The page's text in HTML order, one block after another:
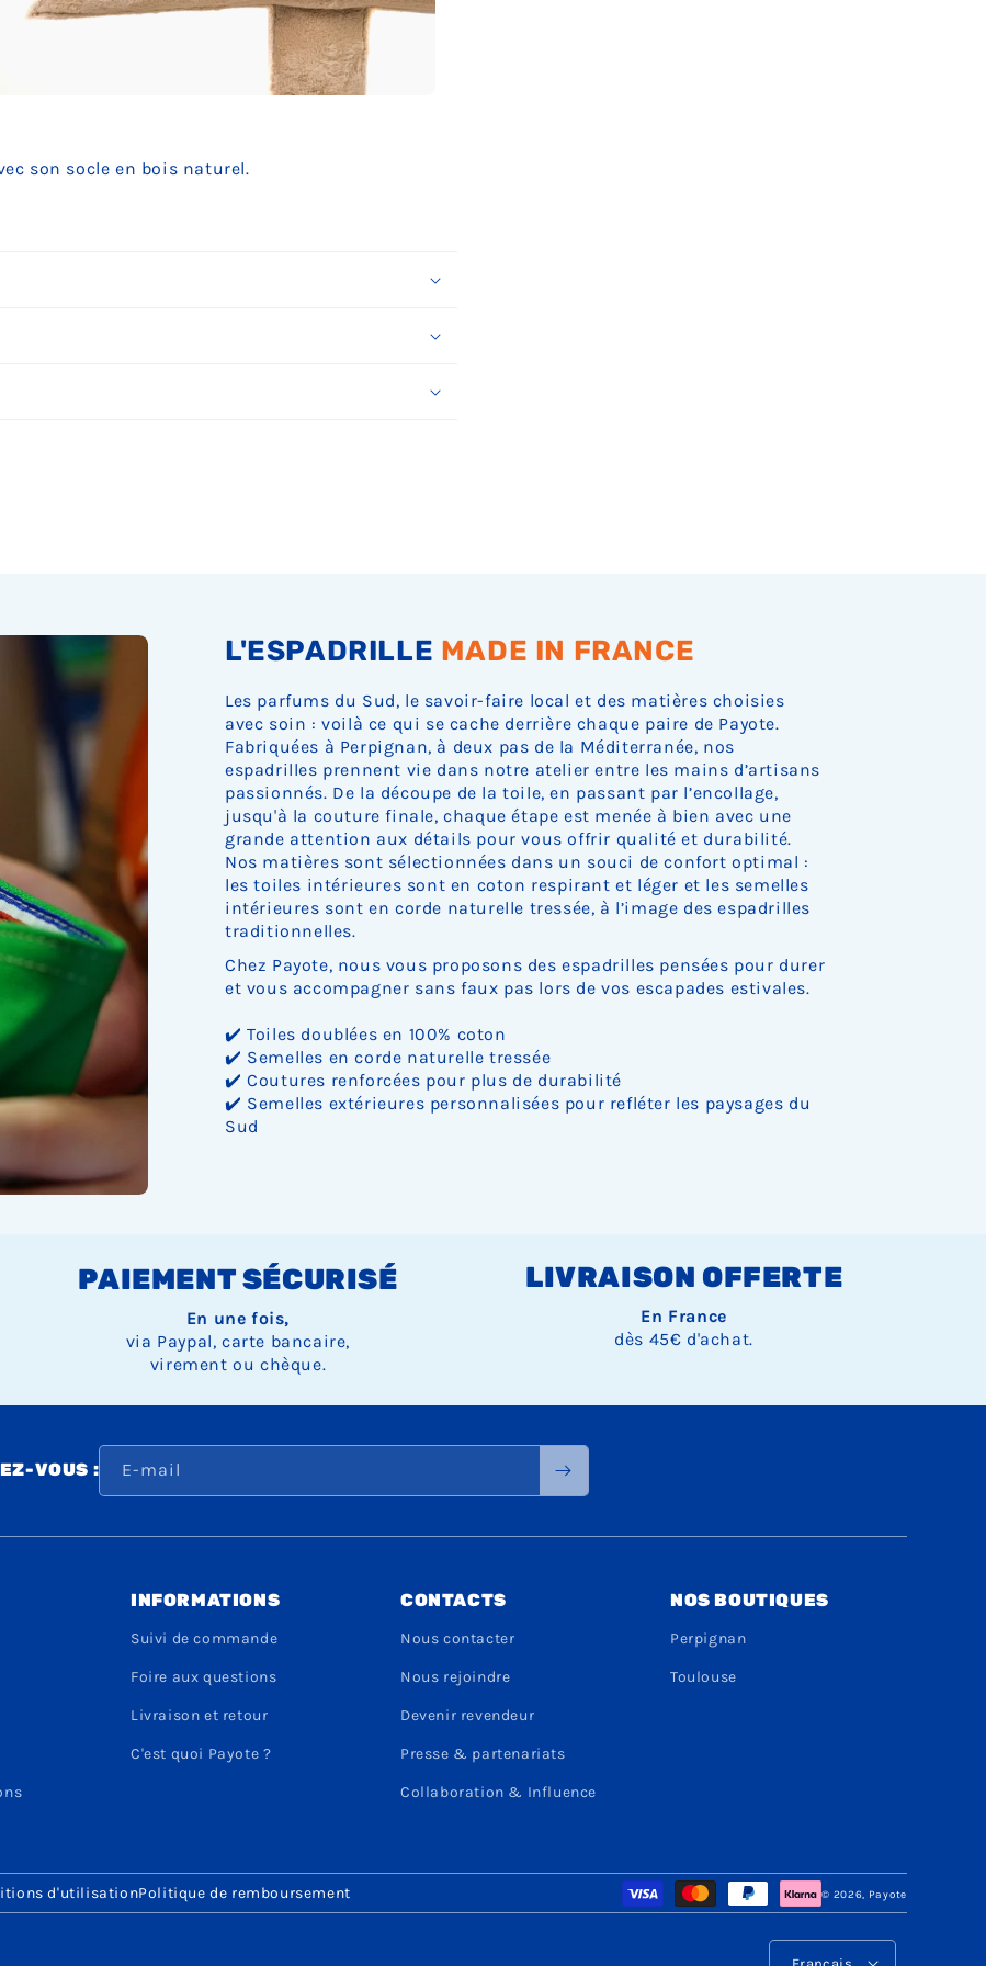
son socle en bois naturel.
L'ESPADRILLE MADE IN FRANCE
Les parfums du Sud, le savoir-faire local et des matières choisies
avec soin : voilà ce qui se cache derrière chaque paire de Payote.
Fabriquées à Perpignan, à deux pas de la Méditerranée, nos
espadrilles prennent vie dans notre atelier entre les mains d’artisans
passionnés. De la découpe de la toile, en passant par l’encollage,
jusqu'à la couture finale, chaque étape est menée à bien avec une
grande attention aux détails pour vous offrir qualité et durabilité.
Nos matières sont sélectionnées dans un souci de confort optimal :
les toiles intérieures sont en coton respirant et léger et les semelles
intérieures sont en corde naturelle tressée, à l’image des espadrilles
traditionnelles.
Chez Payote, nous vous proposons des espadrilles pensées pour durer
et vous accompagner sans faux pas lors de vos escapades estivales.
✔️ Toiles doublées en 100% coton
✔️ Semelles en corde naturelle tressée
✔️ Coutures renforcées pour plus de durabilité
✔️ Semelles extérieures personnalisées pour refléter les paysages du
Sud
PAIEMENT SÉCURISÉ
En une fois,
via Paypal, carte bancaire,
virement ou chèque.
LIVRAISON OFFERTE
En France
dès 45€ d'achat.
VOUS : E-mail
INFORMATIONS
Suivi de commande
Foire aux questions
Livraison et retour
C'est quoi Payote ?
CONTACTS
Nous contacter
Nous rejoindre
Devenir revendeur
Presse & partenariats
Collaboration & Influence
NOS BOUTIQUES
Perpignan
Toulouse
d'utilisationPolitique de remboursement
Moyens
de
© 2026, Payote